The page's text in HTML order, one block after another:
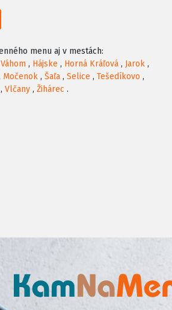
menu aj v mestách:
, Hájske , Horná Kráľová , Jarok ,
Močenok , Šaľa , Selice , Tešedíkovo ,
, Vlčany , Žihárec .